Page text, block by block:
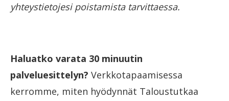
yhteystietojesi poistamista tarvittaessa.
Haluatko varata 30 minuutin
palveluesittelyn? Verkkotapaamisessa
kerromme, miten hyödynnät Taloustutkaa